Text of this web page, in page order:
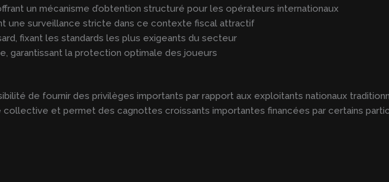
un mécanisme d’obtention structuré pour les opérateurs internationaux
une surveillance stricte dans ce contexte fiscal attractif
fixant les standards les plus exigeants du secteur
garantissant la protection optimale des joueurs
de fournir des privilèges importants par rapport aux exploitants nationaux
collective et permet des cagnottes croissants importantes financées par certains